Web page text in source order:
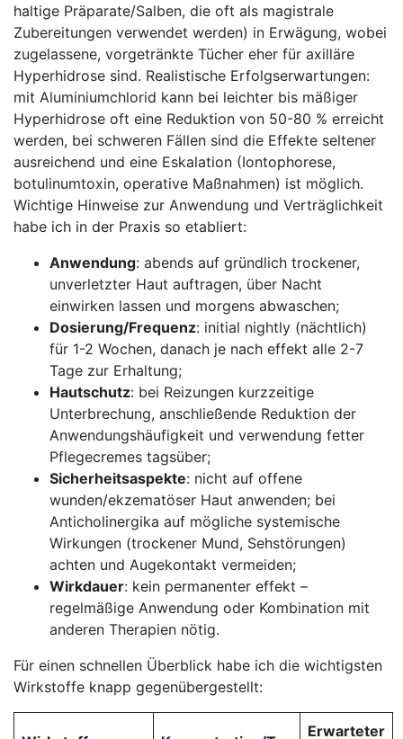
haltige Präparate/Salben, die oft als magistrale
Zubereitungen‌ verwendet ⁢werden) in Erwägung, wobei
zugelassene, vorgetränkte Tücher eher ⁢für axilläre
Hyperhidrose sind. Realistische Erfolgserwartungen:
mit Aluminiumchlorid ​kann bei leichter​ bis mäßiger
Hyperhidrose​ oft eine Reduktion von 50-80 % erreicht​
werden, bei schweren Fällen⁢ sind die Effekte​ seltener
ausreichend und eine Eskalation (Iontophorese,
botulinumtoxin, operative Maßnahmen) ist möglich.
Wichtige Hinweise zur Anwendung und Verträglichkeit
habe ich in der Praxis ⁤so etabliert: ​
Anwendung: abends ⁤auf gründlich ‌trockener,
unverletzter Haut auftragen, über Nacht
einwirken lassen und morgens abwaschen;
Dosierung/Frequenz: initial nightly (nächtlich)
für 1-2 ​Wochen, danach je nach effekt alle 2-7
Tage⁢ zur ⁢Erhaltung;
Hautschutz: ⁢bei Reizungen kurzzeitige⁤
Unterbrechung,​ anschließende ‍Reduktion der
Anwendungshäufigkeit ⁢und ​verwendung fetter
Pflegecremes tagsüber;
Sicherheitsaspekte: nicht ‌auf offene
wunden/ekzematöser Haut anwenden; bei
Anticholinergika auf mögliche systemische
Wirkungen (trockener Mund, Sehstörungen)
achten und Augekontakt vermeiden;
Wirkdauer: kein permanenter ⁤effekt⁣ –
regelmäßige Anwendung oder Kombination mit
anderen Therapien nötig.
Für einen schnellen⁣ Überblick habe ich die wichtigsten
Wirkstoffe‌ knapp gegenübergestellt:
Erwarteter